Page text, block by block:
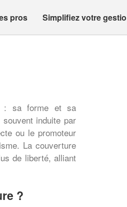
pros Simplifiez votre
: sa forme et sa
induite par
ou le promoteur
La couverture
de liberté, alliant
?